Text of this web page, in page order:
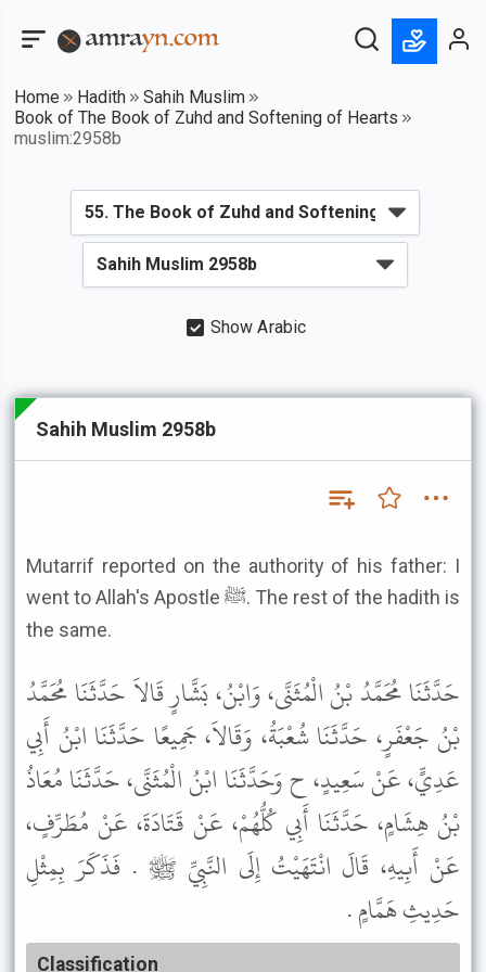
Home Hadith
Sahih Muslim
Book of The Book of Zuhd and Softening of Hearts
muslim:2958b
Show Arabic
Sahih Muslim 2958b
Mutarrif reported on the authority of his father: I
went to Allah's Apostle ﷺ. The rest of the hadith is
the same.
حَدَّثَنَا مُحَمَّدُ بْنُ الْمُثَنَّى، وَابْنُ، بَشَّارٍ قَالاَ حَدَّثَنَا مُحَمَّدُ
بْنُ جَعْفَرٍ، حَدَّثَنَا شُعْبَةُ، وَقَالاَ، جَمِيعًا حَدَّثَنَا ابْنُ أَبِي
عَدِيٍّ، عَنْ سَعِيدٍ، ح وَحَدَّثَنَا ابْنُ الْمُثَنَّى، حَدَّثَنَا مُعَاذُ
بْنُ هِشَامٍ، حَدَّثَنَا أَبِي كُلُّهُمْ، عَنْ قَتَادَةَ، عَنْ مُطَرِّفٍ،
عَنْ أَبِيهِ، قَالَ انْتَهَيْتُ إِلَى النَّبِيِّ ﷺ . فَذَكَرَ بِمِثْلِ
حَدِيثِ هَمَّامٍ .
Classification